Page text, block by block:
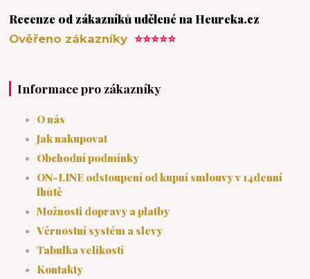
Recenze od zákazníků udělené na Heureka.cz
Ověřeno zákazníky⭐⭐⭐⭐⭐
Informace pro zákazníky
O nás
Jak nakupovat
Obchodní podmínky
ON-LINE odstoupení od kupní smlouvy v 14denní
lhůtě
Možnosti dopravy a platby
Věrnostní systém a slevy
Tabulka velikostí
Kontakty